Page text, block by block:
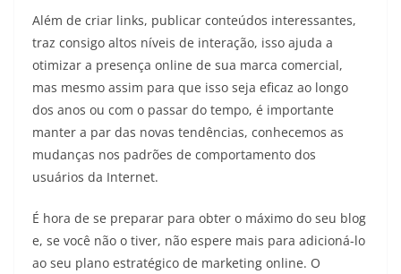
Além de criar links, publicar conteúdos interessantes,
traz consigo altos níveis de interação, isso ajuda a
otimizar a presença online de sua marca comercial,
mas mesmo assim para que isso seja eficaz ao longo
dos anos ou com o passar do tempo, é importante
manter a par das novas tendências, conhecemos as
mudanças nos padrões de comportamento dos
usuários da Internet.
É hora de se preparar para obter o máximo do seu blog
e, se você não o tiver, não espere mais para adicioná-lo
ao seu plano estratégico de marketing online. O